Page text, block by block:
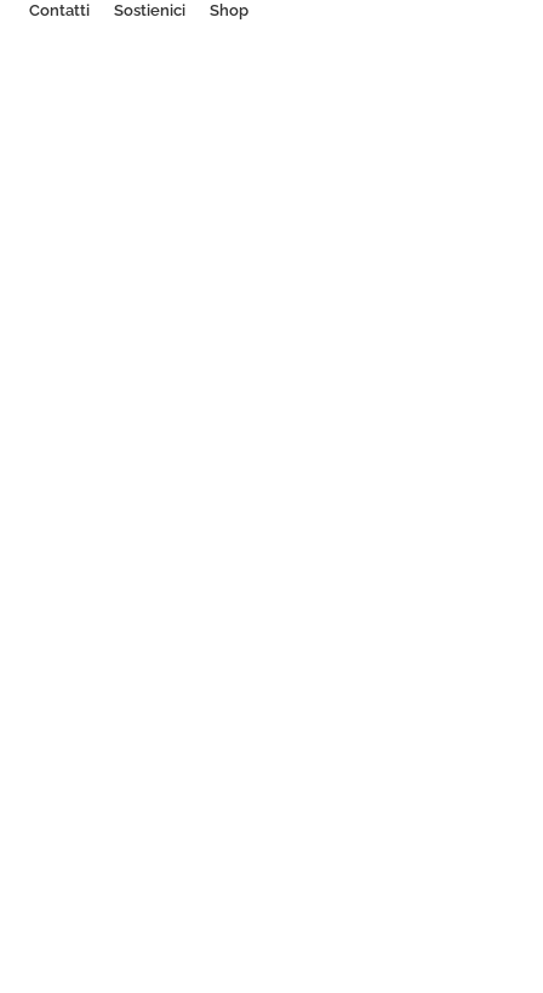
Contatti
Sostienici Shop